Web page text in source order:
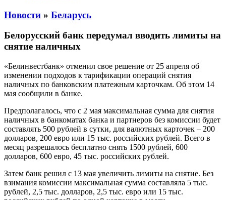
Новости » Беларусь
Белорусский банк передумал вводить лимиты на
снятие наличных
«Белинвестбанк» отменил свое решение от 25 апреля об
изменении подходов к тарификации операций снятия
наличных по банковским платежным карточкам. Об этом 14
мая сообщили в банке.
Предполагалось, что с 2 мая максимальная сумма для снятия
наличных в банкоматах банка и партнеров без комиссии будет
составлять 500 рублей в сутки, для валютных карточек – 200
долларов, 200 евро или 15 тыс. российских рублей. Всего в
месяц разрешалось бесплатно снять 1500 рублей, 600
долларов, 600 евро, 45 тыс. российских рублей.
Затем банк решил с 13 мая увеличить лимиты на снятие. Без
взимания комиссии максимальная сумма составляла 5 тыс.
рублей, 2,5 тыс. долларов, 2,5 тыс. евро или 15 тыс.